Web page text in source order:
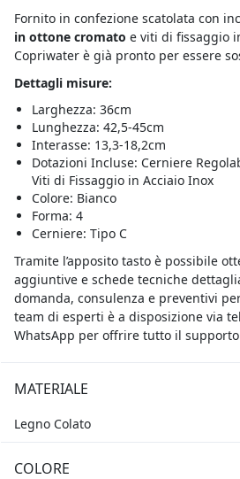
Fornito in confezione scatolata con
in ottone cromato e viti di fissaggio
Copriwater è già pronto per essere
Dettagli misure:
Larghezza: 36cm
Lunghezza: 42,5-45cm
Interasse: 13,3-18,2cm
Dotazioni Incluse: Cerniere
Viti di Fissaggio in Acciaio Inox
Colore: Bianco
Forma: 4
Cerniere: Tipo C
Tramite l’apposito tasto è possibile
aggiuntive e schede tecniche
domanda, consulenza e preventivi
team di esperti è a disposizione via
WhatsApp per offrire tutto il supporto
MATERIALE
Legno Colato
COLORE